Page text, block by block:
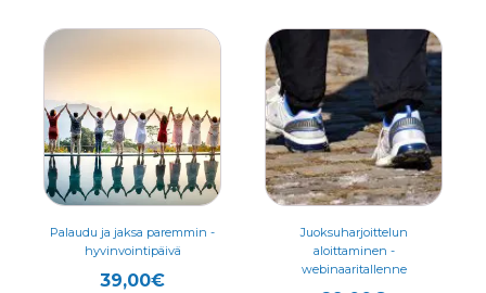
Palaudu ja jaksa paremmin -
hyvinvointipäivä
39,00€
Juoksuharjoittelun
aloittaminen -
webinaaritallenne